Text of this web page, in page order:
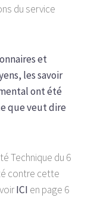
du service
et
les savoir
ont été
que veut dire
Technique du 6
contre cette
ICI en page 6